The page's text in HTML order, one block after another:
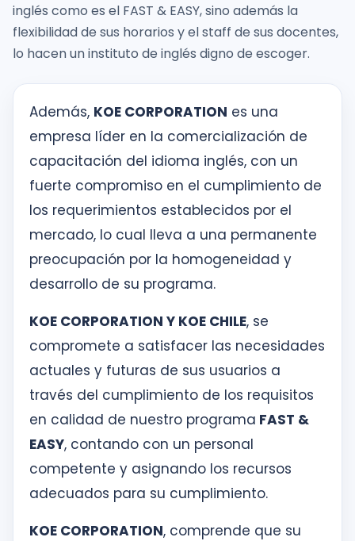
KOE
SISK
Solicitudes
inglés como es el FAST & EASY, sino además la
flexibilidad de sus horarios y el staff de sus docentes,
lo hacen un instituto de inglés digno de escoger.
Además, KOE CORPORATION es una
empresa líder en la comercialización de
capacitación del idioma inglés, con un
fuerte compromiso en el cumplimiento de
los requerimientos establecidos por el
mercado, lo cual lleva a una permanente
preocupación por la homogeneidad y
desarrollo de su programa.
KOE CORPORATION Y KOE CHILE, se
compromete a satisfacer las necesidades
actuales y futuras de sus usuarios a
través del cumplimiento de los requisitos
en calidad de nuestro programa FAST &
EASY, contando con un personal
competente y asignando los recursos
adecuados para su cumplimiento.
KOE CORPORATION, comprende que su